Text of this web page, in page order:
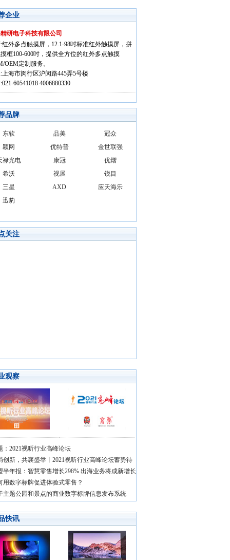
企业
研电子科技有限公司
红外多点触摸屏，12.1-98吋标准红外触摸屏，拼
框100-600吋，提供全方位的红外多点触摸
OEM定制服务。
上海市闵行区沪闵路445弄5号楼
60541018 4006880330
品牌
东软 品美
冠众
颖网
优特普
金世联强
禄光电
康冠
优熠
希沃
视展
锐目
三星
AXD
应天海乐
迅豹
关注
观察
：2021视听行业高峰论坛
创新，共襄盛举丨2021视听行业高峰论坛蓄势待
半年报：智慧零售增长298% 出海业务将成新增长
用数字标牌促进体验式零售？
主题公园和景点的商业数字标牌信息发布系统
快讯